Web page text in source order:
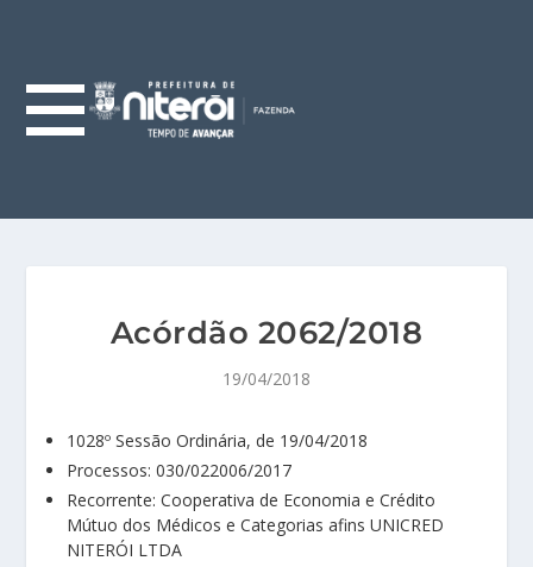
Acórdão 2062/2018
19/04/2018
1028º Sessão Ordinária, de 19/04/2018
Processos: 030/022006/2017
Recorrente: Cooperativa de Economia e Crédito
Mútuo dos Médicos e Categorias afins UNICRED
NITERÓI LTDA